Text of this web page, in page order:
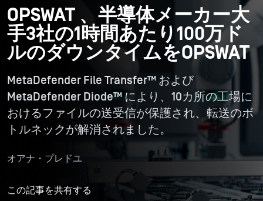
OPSWAT 、半導体メーカー大
手3社の1時間あたり100万ド
ルのダウンタイムをOPSWAT
MetaDefender File Transfer™ および
MetaDefender Diode™ により、10カ所の工場に
おけるファイルの送受信が保護され、転送のボ
トルネックが解消されました。
オアナ・プレドユ
この記事を共有する